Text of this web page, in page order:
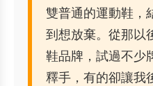
雙普通的運動鞋，
到想放棄。從那以
鞋品牌，試過不少
釋手，有的卻讓我